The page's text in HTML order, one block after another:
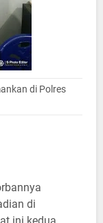
di Polres
di